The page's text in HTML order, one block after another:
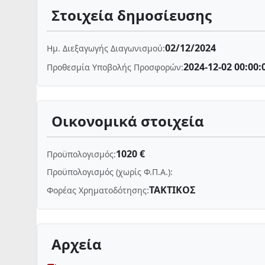
Στοιχεία δημοσίευσης
Ημ. Διεξαγωγής Διαγωνισμού:02/12/2024
Προθεσμία Υποβολής Προσφορών:2024-12-02
Οικονομικά στοιχεία
Προϋπολογισμός:1020 €
Προϋπολογισμός (χωρίς Φ.Π.Α.):
Φορέας Χρηματοδότησης:ΤΑΚΤΙΚΟΣ
Αρχεία